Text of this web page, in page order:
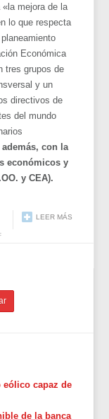
mejora de la
lo que respecta
Económica
tres grupos de
y un
directivos de
del mundo
con la
económicos y
y CEA).
LEER MÁS
capaz de
de la banca